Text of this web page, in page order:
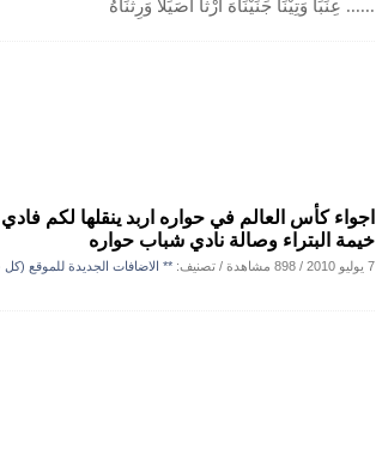
...... عِنَبَا وَتِيْنَا جَنَيْنَاهَ ارْثا اصَيَلَا وَرِثْنَاهُ
اجواء كأس العالم في حواره اربد ينقلها لكم
خيمة البتراء وصالة نادي شباب حواره
7 يوليو 2010 / 898 مشاهدة / تصنيف: ** الاضافات الجديدة للموقع